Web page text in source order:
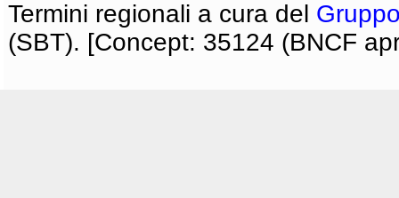
Termini regionali a cura del
(SBT). [Concept: 35124 (BNCF